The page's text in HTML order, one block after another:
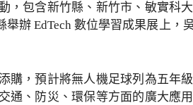
包含新竹縣、新竹市、敏實科
辦 EdTech 數位學習成果展上，
購，預計將無人機足球列為五年
、防災、環保等方面的廣大應